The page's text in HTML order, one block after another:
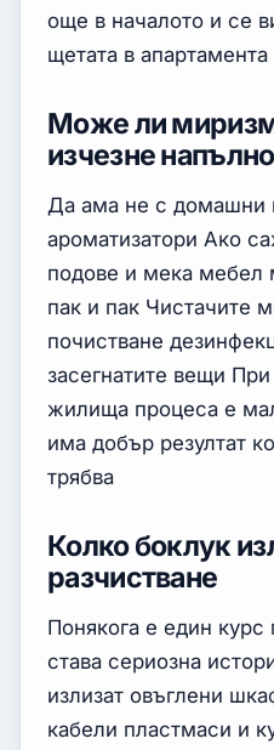
още в началото и се
щетата в апартамента
Може ли
изчезне напълно
Да ама не с домашни
ароматизатори Ако
подове и мека мебел
пак и пак Чистачите
почистване
засегнатите вещи
жилища процеса е
има добър резултат
трябва
Колко боклук
разчистване
Понякога е един курс
става сериозна
излизат овъглени
кабели пластмаси и